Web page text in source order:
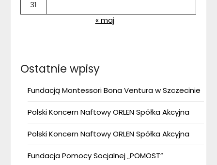
31
« maj
Ostatnie wpisy
Fundacją Montessori Bona Ventura w Szczecinie
Polski Koncern Naftowy ORLEN Spółka Akcyjna
Polski Koncern Naftowy ORLEN Spółka Akcyjna
Fundacja Pomocy Socjalnej „POMOST”